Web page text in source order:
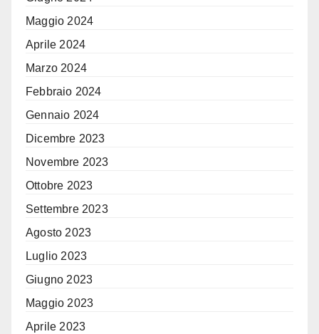
Maggio 2024
Aprile 2024
Marzo 2024
Febbraio 2024
Gennaio 2024
Dicembre 2023
Novembre 2023
Ottobre 2023
Settembre 2023
Agosto 2023
Luglio 2023
Giugno 2023
Maggio 2023
Aprile 2023